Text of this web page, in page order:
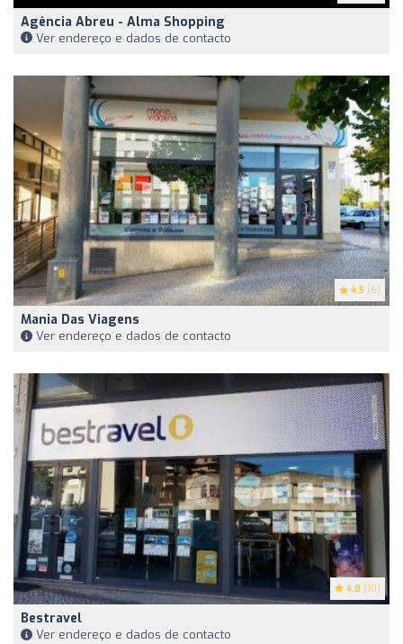
Agência Abreu - Alma Shopping
Ver endereço e dados de contacto
4.5 (6)
Mania Das Viagens
Ver endereço e dados de contacto
4.8 (10)
Bestravel
Ver endereço e dados de contacto